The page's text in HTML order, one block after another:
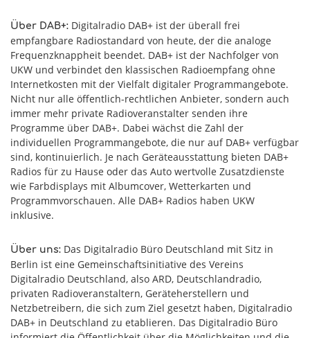
Über DAB+: Digitalradio DAB+ ist der überall frei
empfangbare Radiostandard von heute, der die analoge
Frequenzknappheit beendet. DAB+ ist der Nachfolger von
UKW und verbindet den klassischen Radioempfang ohne
Internetkosten mit der Vielfalt digitaler Programmangebote.
Nicht nur alle öffentlich-rechtlichen Anbieter, sondern auch
immer mehr private Radioveranstalter senden ihre
Programme über DAB+. Dabei wächst die Zahl der
individuellen Programmangebote, die nur auf DAB+ verfügbar
sind, kontinuierlich. Je nach Geräteausstattung bieten DAB+
Radios für zu Hause oder das Auto wertvolle Zusatzdienste
wie Farbdisplays mit Albumcover, Wetterkarten und
Programmvorschauen. Alle DAB+ Radios haben UKW
inklusive.
Über uns: Das Digitalradio Büro Deutschland mit Sitz in
Berlin ist eine Gemeinschaftsinitiative des Vereins
Digitalradio Deutschland, also ARD, Deutschlandradio,
privaten Radioveranstaltern, Geräteherstellern und
Netzbetreibern, die sich zum Ziel gesetzt haben, Digitalradio
DAB+ in Deutschland zu etablieren. Das Digitalradio Büro